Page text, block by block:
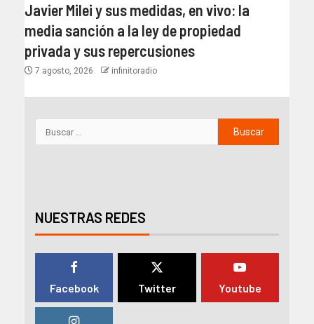
Javier Milei y sus medidas, en vivo: la
media sanción a la ley de propiedad
privada y sus repercusiones
7 agosto, 2026 infinitoradio
NUESTRAS REDES
Facebook Twitter Youtube